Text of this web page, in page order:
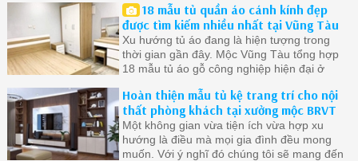
18 mẫu tủ quần áo cánh kính đẹp
được tìm kiếm nhiều nhất tại Vũng Tàu
Xu hướng tủ áo đang là hiện tượng trong
thời gian gần đây. Mộc Vũng Tàu tổng hợp
18 mẫu tủ áo gỗ công nghiệp hiện đại ở
Hoàn thiện mẫu tủ kệ trang trí cho nội
thất phòng khách tại xưởng mộc BRVT
Một không gian vừa tiện ích vừa hợp xu
hướng là điều mà mọi gia đình đều mong
muốn. Với ý nghĩ đó chúng tôi sẽ mang đến